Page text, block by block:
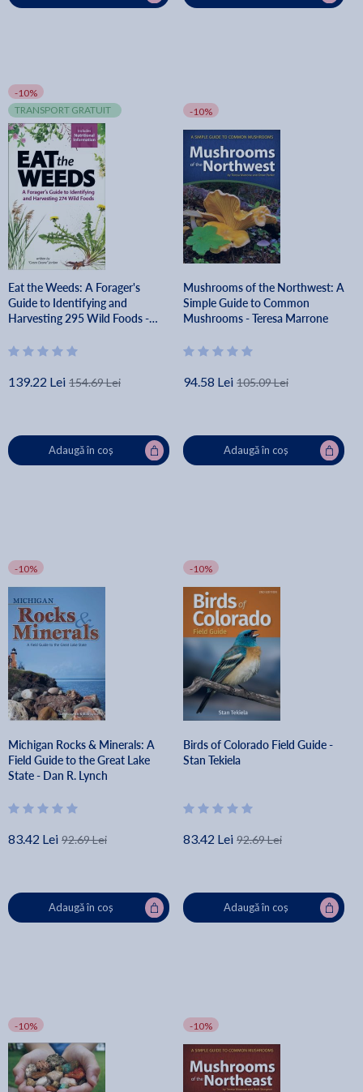
-10%
TRANSPORT GRATUIT
Eat the Weeds: A Forager's
Guide to Identifying and
Harvesting 295 Wild Foods -
139.22 Lei 154.69 Lei
Adaugă în coș
-10%
Mushrooms of the Northwest: A
Simple Guide to Common
Mushrooms - Teresa Marrone
94.58 Lei 105.09 Lei
Adaugă în coș
-10%
Michigan Rocks & Minerals: A
Field Guide to the Great Lake
State - Dan R. Lynch
83.42 Lei 92.69 Lei
Adaugă în coș
-10%
Birds of Colorado Field Guide -
Stan Tekiela
83.42 Lei 92.69 Lei
Adaugă în coș
-10% -10%